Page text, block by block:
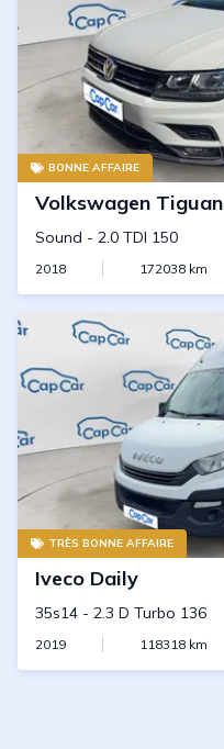
BONNE AFFAIRE
Volkswagen Tiguan
Sound - 2.0 TDI 150
2018 172038 km
TRÈS BONNE AFFAIRE
Iveco Daily
35s14 - 2.3 D Turbo 136
2019 118318 km